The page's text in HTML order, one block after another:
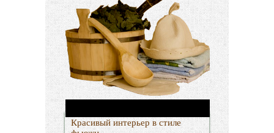
Красивый интерьер в стиле